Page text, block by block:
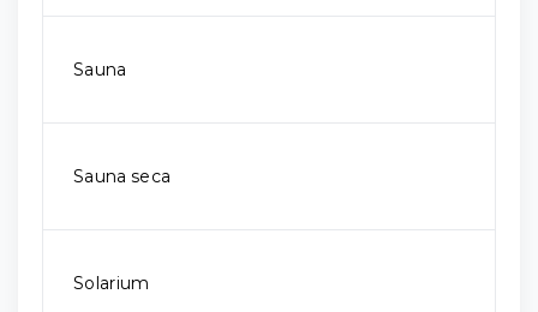
Sauna
Sauna seca
Solarium